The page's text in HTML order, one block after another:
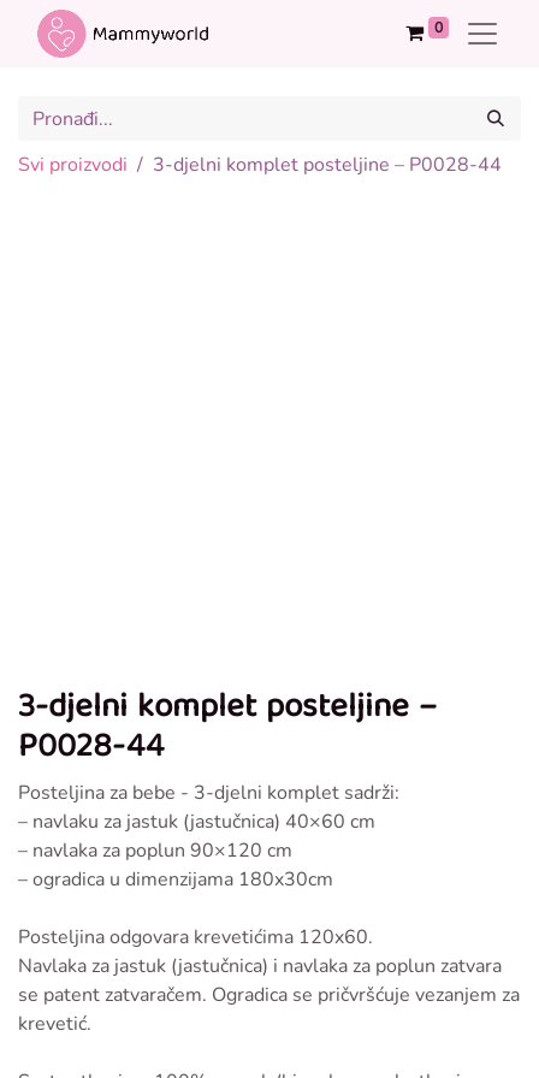
0
Svi proizvodi 3-djelni komplet posteljine – P0028-44
3-djelni komplet posteljine –
P0028-44
Posteljina za bebe - 3-djelni komplet sadrži:
– navlaku za jastuk (jastučnica) 40×60 cm
– navlaka za poplun 90×120 cm
– ogradica u dimenzijama 180x30cm
Posteljina odgovara krevetićima 120x60.
Navlaka za jastuk (jastučnica) i navlaka za poplun zatvara
se patent zatvaračem. Ogradica se pričvršćuje vezanjem za
krevetić.